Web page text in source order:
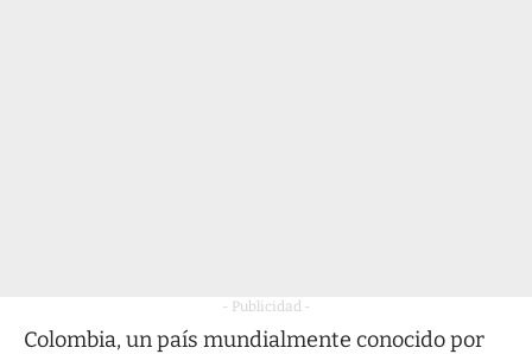
- Publicidad -
Colombia, un país mundialmente conocido por